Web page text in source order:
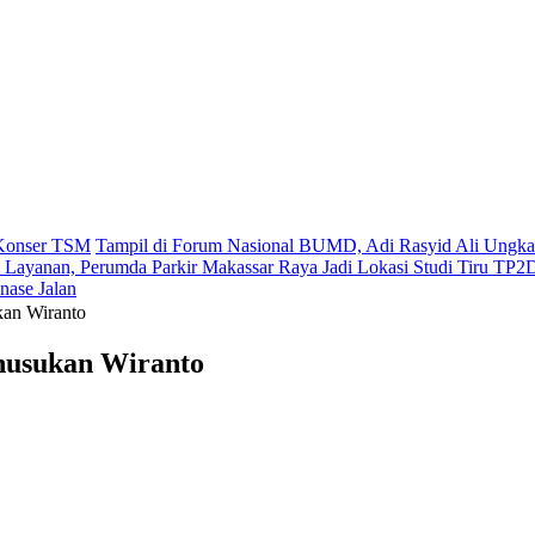
TSM Tampil di Forum Nasional BUMD, Adi Rasyid Ali
Perumda Parkir Makassar Raya Jadi Lokasi Studi Tiru
Jalan
Wiranto
Wiranto